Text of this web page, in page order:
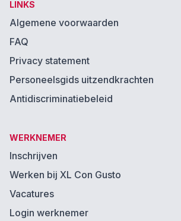
LINKS
Algemene voorwaarden
FAQ
Privacy statement
Personeelsgids uitzendkrachten
Antidiscriminatiebeleid
WERKNEMER
Inschrijven
Werken bij XL Con Gusto
Vacatures
Login werknemer